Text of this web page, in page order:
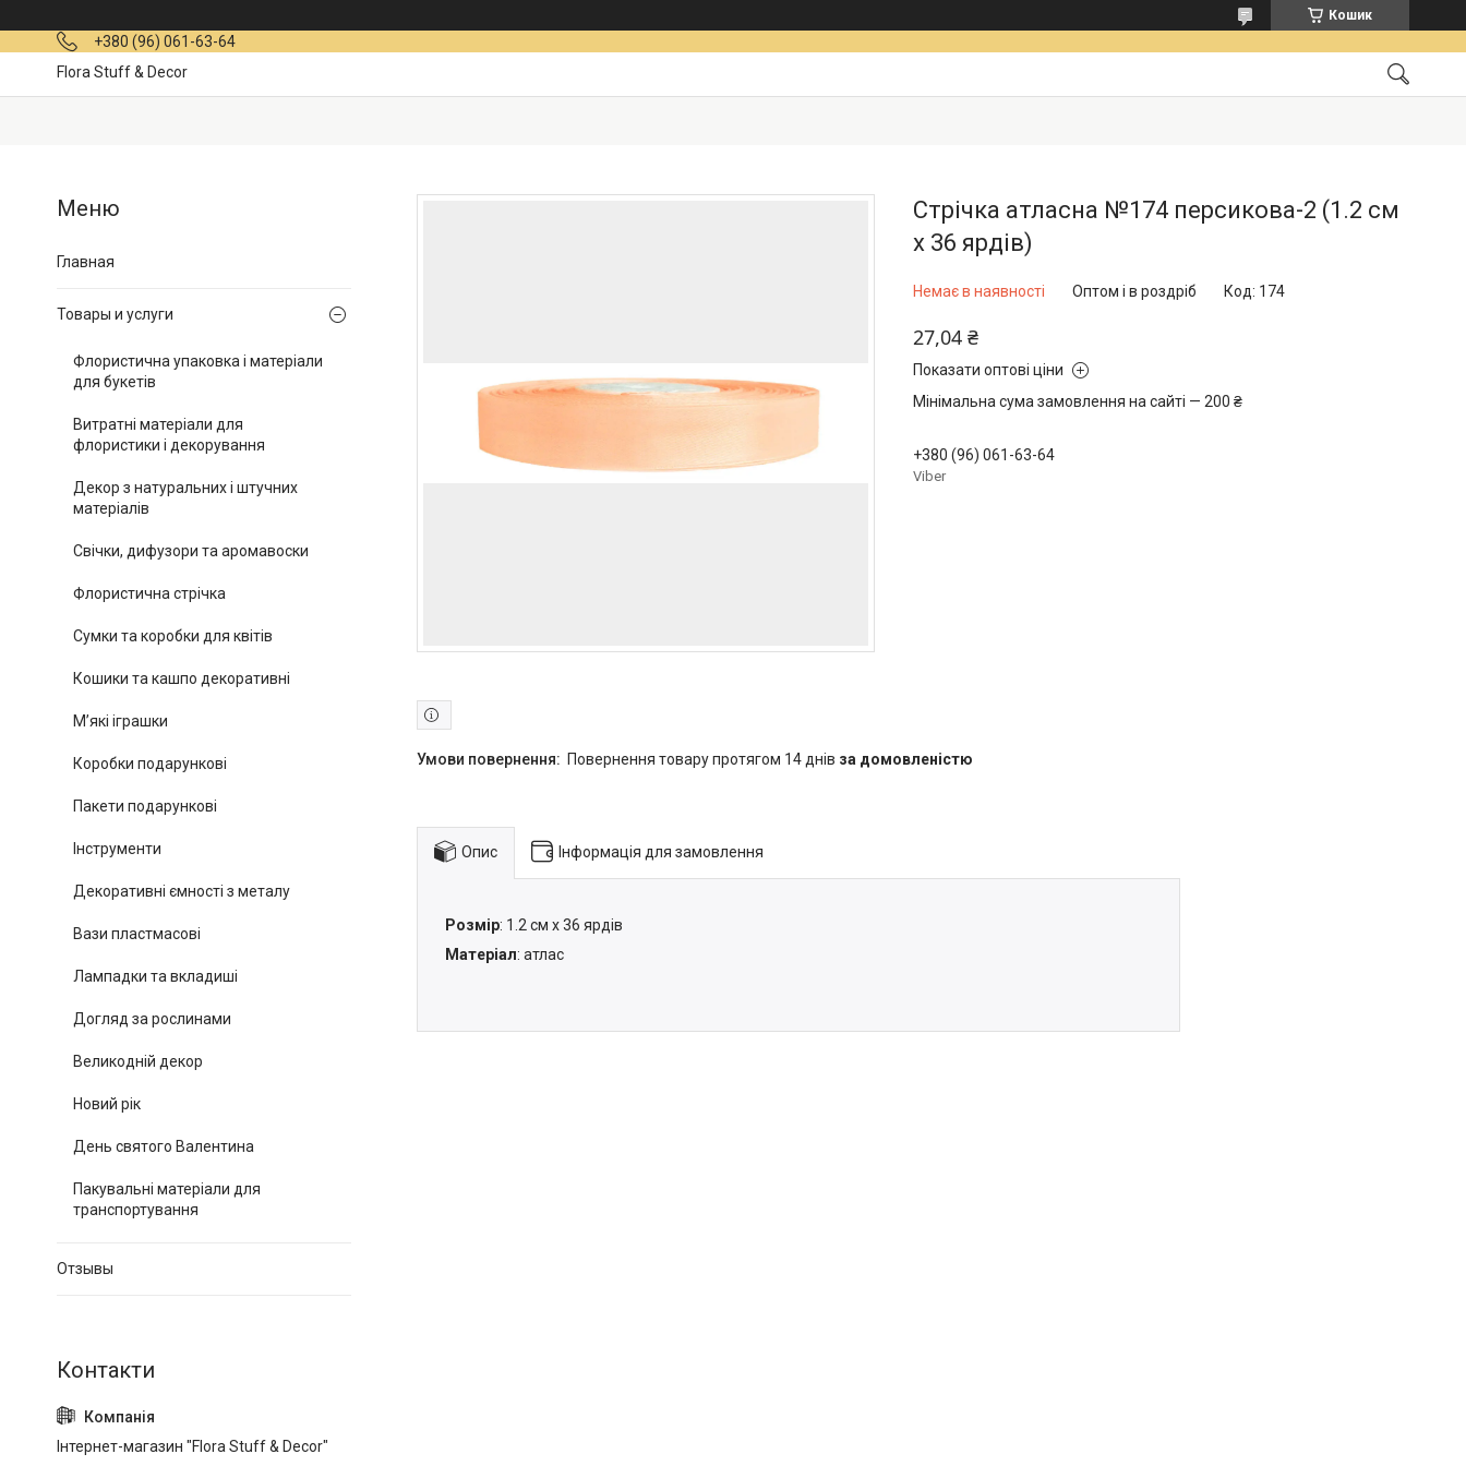
Кошик
+380 (96) 061-63-64
Flora Stuff & Decor
Стрічка атласна №174 персикова-2 (1.2 см
х 36 ярдів)
Немає в наявності Оптом і в роздріб Код: 174
27,04 ₴
Показати оптові ціни
Мінімальна сума замовлення на сайті — 200 ₴
+380 (96) 061-63-64
Viber
повернення товару протягом 14 днів за домовленістю
Опис Інформація для замовлення
Розмір: 1.2 см х 36 ярдів
Матеріал: атлас
Главная
Товары и услуги
Флористична упаковка і матеріали
для букетів
Витратні матеріали для
флористики і декорування
Декор з натуральних і штучних
матеріалів
Свічки, дифузори та аромавоски
Флористична стрічка
Сумки та коробки для квітів
Кошики та кашпо декоративні
М’які іграшки
Коробки подарункові
Пакети подарункові
Інструменти
Декоративні ємності з металу
Вази пластмасові
Лампадки та вкладиші
Догляд за рослинами
Великодній декор
Новий рік
День святого Валентина
Пакувальні матеріали для
транспортування
Отзывы
Інтернет-магазин "Flora Stuff & Decor"